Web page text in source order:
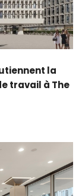
la
travail à The